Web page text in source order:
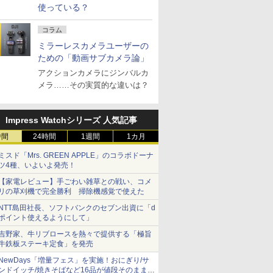
使っている？
コラム
ミラーレスカメラユーザーの
ための「動画サブカメラ論」
アクションカメラにジンバルカ
メラ……その実質的な違いは？
Impress Watchシリーズ 人気記事
24時間 1週間 1カ月
スド「Mrs. GREEN APPLE」のコラボドーナ
4種、いよいよ発売！
家電レビュー】手ごわい雑草との戦い、コメ
の草刈機で完全勝利 掃除機感覚で使えた
島田社長、ソフトバンクのセブン出資に「d
イント使えるようにして」
野家、牛リブロースを熱々で提供する「極旨
鉄板ステーキ定食」を発売
「増量フェス」を実施！おにぎり/サ
ドイッチ/焼きそばなど16品が値段そのままで